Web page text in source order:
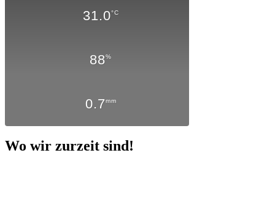
31.0°C
88%
0.7mm
Wo wir zurzeit sind!